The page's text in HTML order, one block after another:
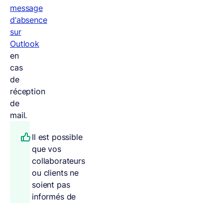
message
d’absence
sur
Outlook
en
cas
de
réception
de
mail.
Il est possible
que vos
collaborateurs
ou clients ne
soient pas
informés de